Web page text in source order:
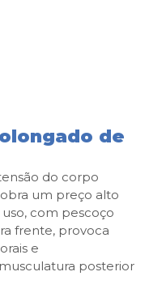
de
do corpo
um preço alto
com pescoço
frente, provoca
e
posterior